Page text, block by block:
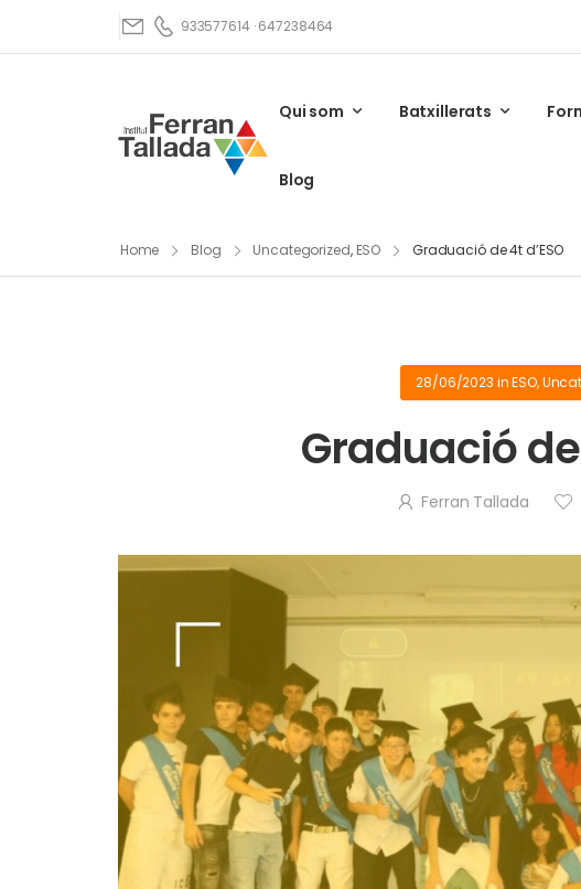
933577614 · 647238464
Qui som Batxillerats
Blog
Home Blog Uncategorized, ESO Graduació de 4t d’ESO
28/06/2023 inESO,
Graduació de
Ferran Tallada